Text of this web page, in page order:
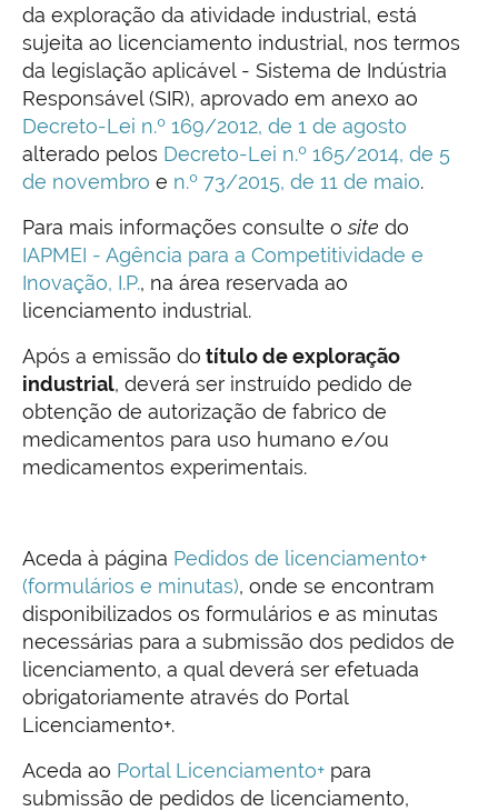
da exploração da atividade industrial, está
sujeita ao licenciamento industrial, nos termos
da legislação aplicável - Sistema de Indústria
Responsável (SIR), aprovado em anexo ao
Decreto-Lei n.º 169/2012, de 1 de agosto
alterado pelos Decreto-Lei n.º 165/2014, de 5
de novembro e n.º 73/2015, de 11 de maio.
Para mais informações consulte osite do
IAPMEI - Agência para a Competitividade e
Inovação, I.P., na área reservada ao
licenciamento industrial.
Após a emissão do título de exploração
industrial, deverá ser instruído pedido de
obtenção de autorização de fabrico de
medicamentos para uso humano e/ou
medicamentos experimentais.
Aceda à página Pedidos de licenciamento+
(formulários e minutas), onde se encontram
disponibilizados os formulários e as minutas
necessárias para a submissão dos pedidos de
licenciamento, a qual deverá ser efetuada
obrigatoriamente através do Portal
Licenciamento+.
Aceda ao Portal Licenciamento+ para
submissão de pedidos de licenciamento,